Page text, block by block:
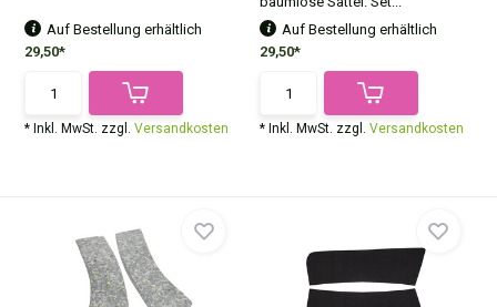
Auf Bestellung erhältlich
29,50*
* Inkl. MwSt. zzgl.Versandkosten
Auf Bestellung erhältlich
29,50*
* Inkl. MwSt. zzgl. Versandkosten